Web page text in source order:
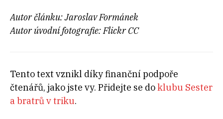
Autor článku: Jaroslav Formánek
Autor úvodní fotografie: Flickr CC
Tento text vznikl díky finanční podpoře
čtenářů, jako jste vy. Přidejte se doklubu Sester
a bratrů v triku.